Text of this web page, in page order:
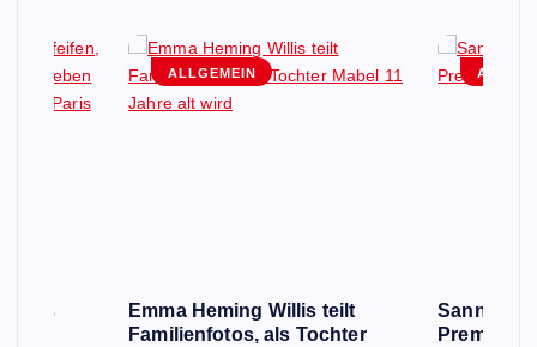
Fans
ALLGEMEIN
Emma Heming Willis teilt
Familienfotos, als Tochter
Sanna